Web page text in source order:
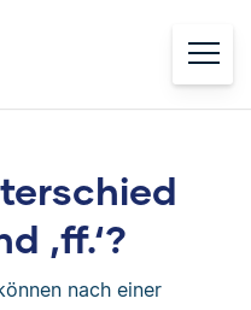
‚ff.‘?
nach einer